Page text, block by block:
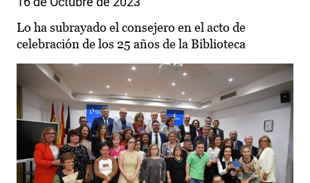
Lo ha subrayado el consejero en el acto de
celebración de los 25 años de la Biblioteca